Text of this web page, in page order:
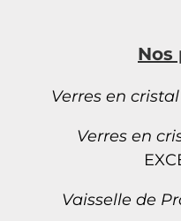
Nos
Verres en
Verres en
Vaisselle de